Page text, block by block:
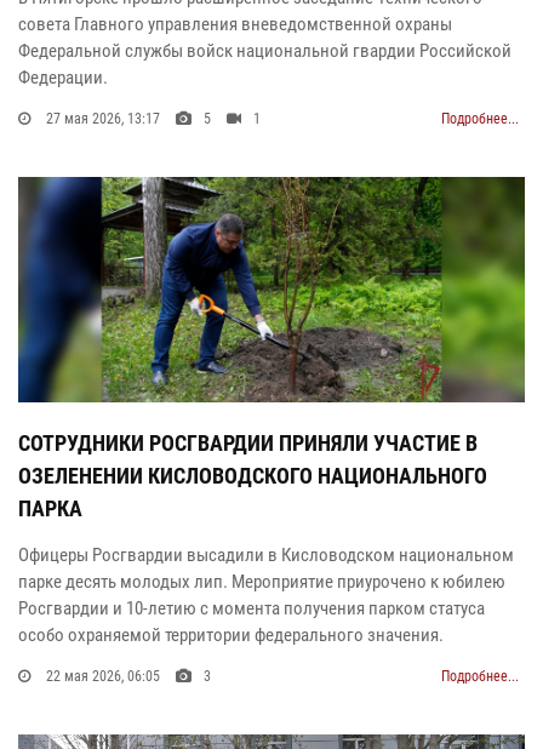
совета Главного управления вневедомственной охраны
Федеральной службы войск национальной гвардии Российской
Федерации.
27 мая 2026, 13:17 5 1 Подробнее...
СОТРУДНИКИ РОСГВАРДИИ ПРИНЯЛИ УЧАСТИЕ В
ОЗЕЛЕНЕНИИ КИСЛОВОДСКОГО НАЦИОНАЛЬНОГО
ПАРКА
Офицеры Росгвардии высадили в Кисловодском национальном
парке десять молодых лип. Мероприятие приурочено к юбилею
Росгвардии и 10-летию с момента получения парком статуса
особо охраняемой территории федерального значения.
22 мая 2026, 06:05 3 Подробнее...